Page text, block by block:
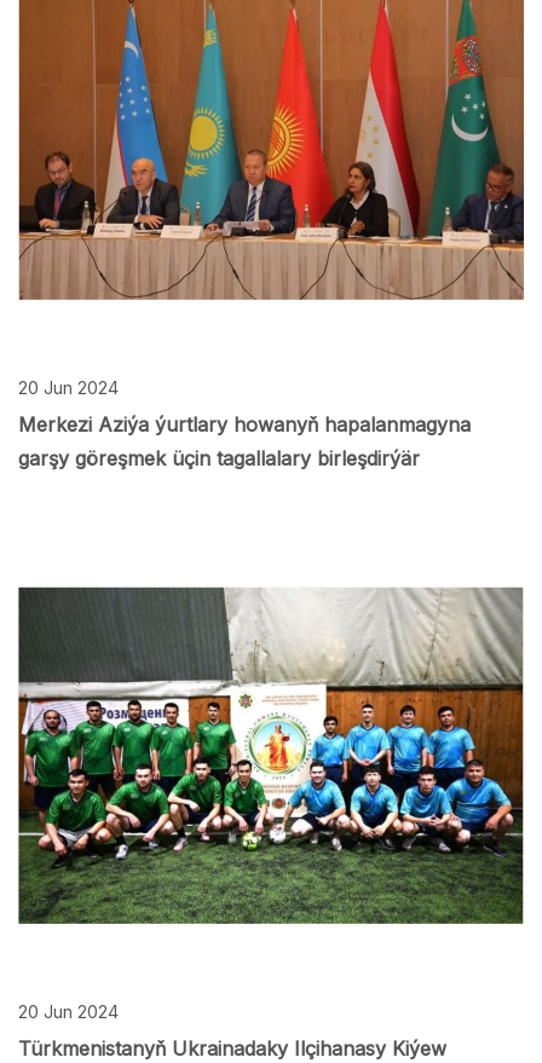
20 Jun 2024
Merkezi Aziýa ýurtlary howanyň hapalanmagyna
garşy göreşmek üçin tagallalary birleşdirýär
20 Jun 2024
Türkmenistanyň Ukrainadaky Ilçihanasy Kiýew